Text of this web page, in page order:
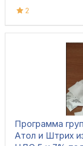
2
Программа
Атол и Штрих